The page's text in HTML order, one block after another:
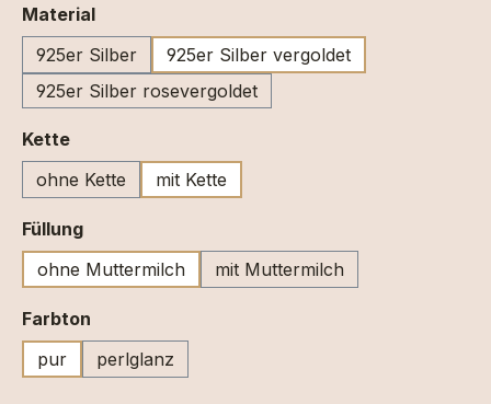
Materialauswählen
925er Silber
925er Silber vergoldet
925er Silber rosevergoldet
Ketteauswählen
ohne Kette
mit Kette
Füllungauswählen
ohne Muttermilch
mit Muttermilch
Farbton
pur
perlglanz